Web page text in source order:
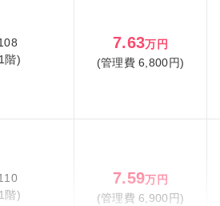
階)
7.63万円
(管理費 6,800円)
階)
7.59万円
(管理費 6,900円)